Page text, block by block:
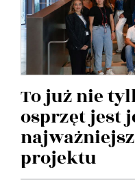
To już nie
osprzęt jest
projektu